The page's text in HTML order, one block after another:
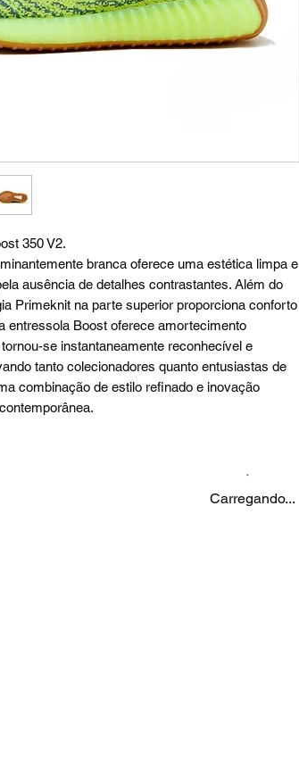
350 V2.
branca oferece uma estética limpa e
ausência de detalhes contrastantes. Além do
Primeknit na parte superior proporciona conforto
entressola Boost oferece amortecimento
se instantaneamente reconhecível e
tanto colecionadores quanto entusiastas de
combinação de estilo refinado e inovação
Carregando...